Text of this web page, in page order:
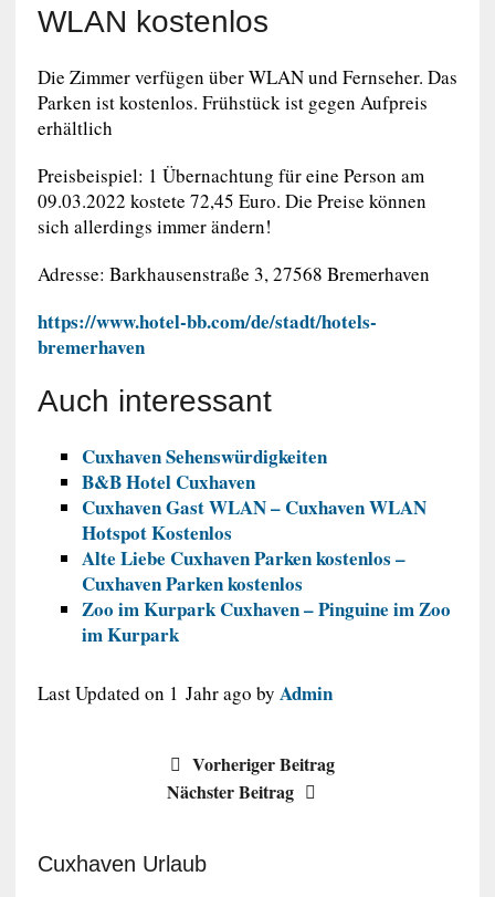
WLAN kostenlos
Die Zimmer verfügen über WLAN und Fernseher. Das
Parken ist kostenlos. Frühstück ist gegen Aufpreis
erhältlich
Preisbeispiel: 1 Übernachtung für eine Person am
09.03.2022 kostete 72,45 Euro. Die Preise können
sich allerdings immer ändern!
Adresse: Barkhausenstraße 3, 27568 Bremerhaven
https://www.hotel-bb.com/de/stadt/hotels-
bremerhaven
Auch interessant
Cuxhaven Sehenswürdigkeiten
B&B Hotel Cuxhaven
Cuxhaven Gast WLAN – Cuxhaven WLAN
Hotspot Kostenlos
Alte Liebe Cuxhaven Parken kostenlos –
Cuxhaven Parken kostenlos
Zoo im Kurpark Cuxhaven – Pinguine im Zoo
im Kurpark
Last Updated on 1 Jahr ago by Admin
Vorheriger Beitrag
Nächster Beitrag
Cuxhaven Urlaub